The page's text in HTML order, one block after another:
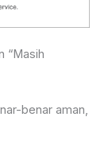
“Masih
benar aman,